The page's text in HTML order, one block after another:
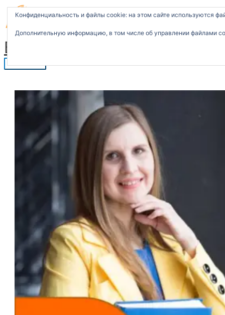
Перейти
содержимому
Бухгалтерские услуги
меню
e
l
r
П
о
и
Конфиденциальность и файлы cookie: на этом сайте используются
Дополнительную информацию, в том числе об управлении файлами